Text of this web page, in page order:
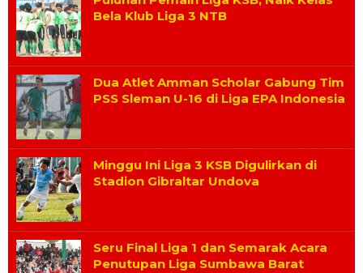
Bela Klub Liga 3 NTB
Dua Atlet Amman Scholar Gabung Tim
PSS Sleman U-16 di Liga EPA Indonesia
Minggu Ini Liga 3 KSB Digulirkan di
Stadion Gibraltar Undova
Seru Final Liga 1 dan Semarak Acara
Penutupan Liga Sumbawa Barat